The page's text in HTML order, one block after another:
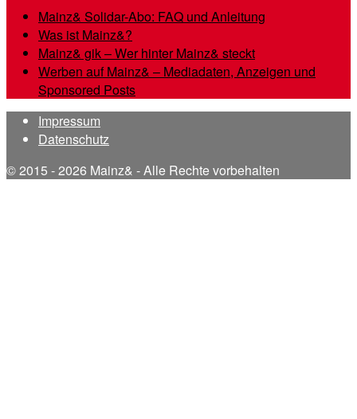
Mainz& Solidar-Abo: FAQ und Anleitung
Was ist Mainz&?
Mainz& gik – Wer hinter Mainz& steckt
Werben auf Mainz& – Mediadaten, Anzeigen und
Sponsored Posts
Impressum
Datenschutz
© 2015 - 2026 Mainz& - Alle Rechte vorbehalten